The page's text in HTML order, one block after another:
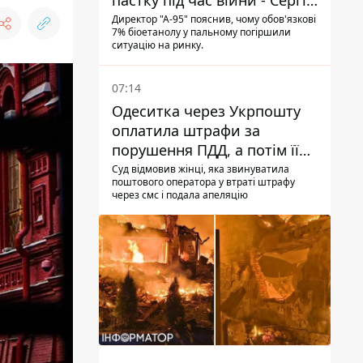
Куюн
Директор "А-95" пояснив, чому обов'язкові
7% біоетанолу у пальному погіршили
ситуацію на ринку.
07:14
Одеситка через Укрпошту
оплатила штрафи за
порушення ПДД, а потім її
рахунки заблокували - в
чому причина і що вирішив
Суд відмовив жінці, яка звинуватила
поштового оператора у втраті штрафу
через смс і подала апеляцію